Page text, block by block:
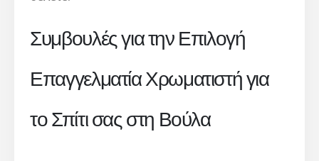
Συμβουλές για την Επιλογή
Επαγγελματία Χρωματιστή για
το Σπίτι σας στη Βούλα